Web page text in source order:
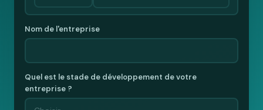
Nom de l'entreprise
Quel est le stade de développement de votre
entreprise ?